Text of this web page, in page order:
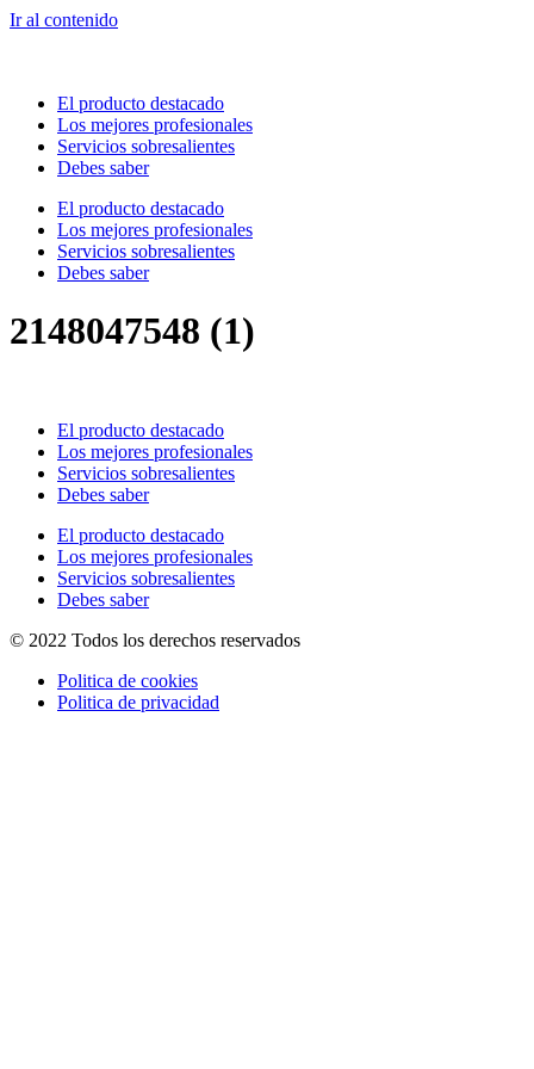
Ir al contenido
El producto destacado
Los mejores profesionales
Servicios sobresalientes
Debes saber
El producto destacado
Los mejores profesionales
Servicios sobresalientes
Debes saber
2148047548 (1)
El producto destacado
Los mejores profesionales
Servicios sobresalientes
Debes saber
El producto destacado
Los mejores profesionales
Servicios sobresalientes
Debes saber
© 2022 Todos los derechos reservados
Politica de cookies
Politica de privacidad